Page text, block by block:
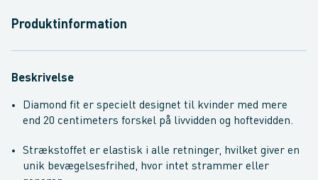
Produktinformation
Beskrivelse
Diamond fit er specielt designet til kvinder med mere
end 20 centimeters forskel på livvidden og hoftevidden.
Strækstoffet er elastisk i alle retninger, hvilket giver en
unik bevægelsesfrihed, hvor intet strammer eller